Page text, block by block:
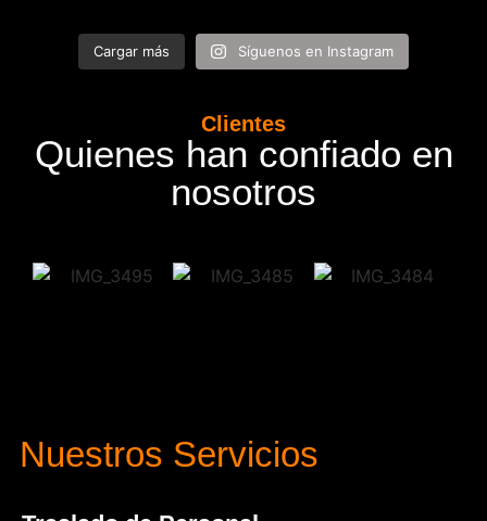
Cargar más Síguenos en Instagram
Clientes
Quienes han confiado en
nosotros
Nuestros Servicios